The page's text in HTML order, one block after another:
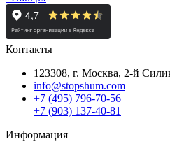
Контакты
123308, г. Москва, 2-й
info@stopshum.com
+7 (495) 796-70-56
+7 (903) 137-40-81
Информация